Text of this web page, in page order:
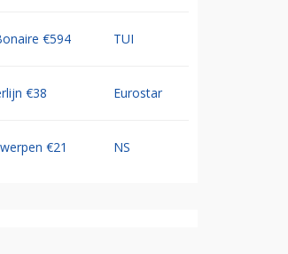
€594 TUI
€38 Eurostar
€21 NS